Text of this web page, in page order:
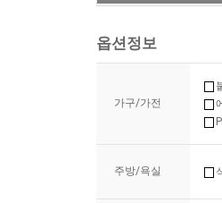
옵션정보
가구/가전
주방/욕실